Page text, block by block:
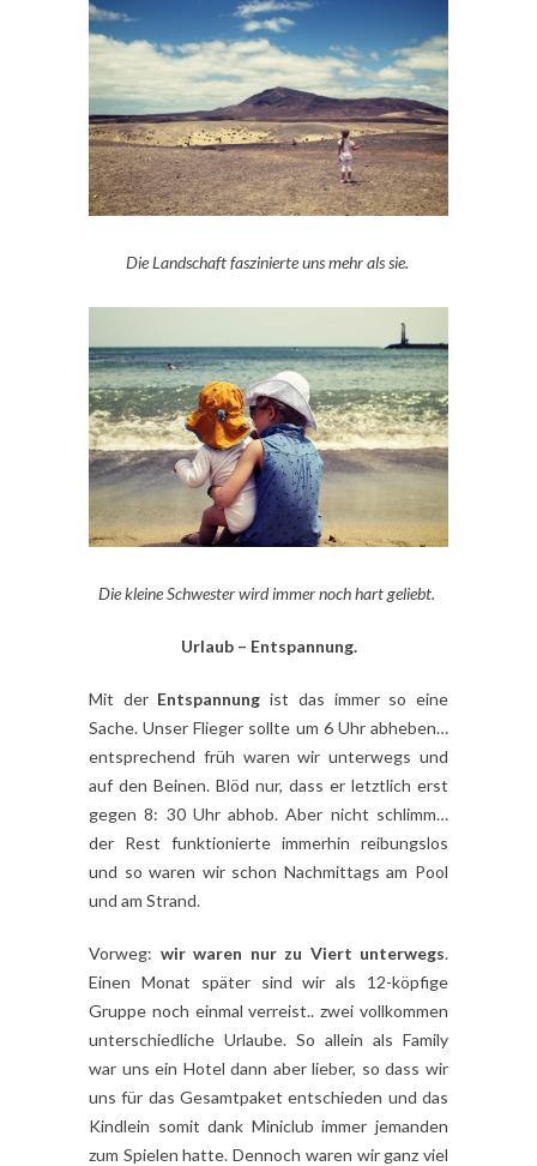
Die Landschaft faszinierte uns mehr als sie.
Die kleine Schwester wird immer noch hart geliebt.
Urlaub – Entspannung.
Mit der Entspannung ist das immer so eine
Sache. Unser Flieger sollte um 6 Uhr abheben…
entsprechend früh waren wir unterwegs und
auf den Beinen. Blöd nur, dass er letztlich erst
gegen 8: 30 Uhr abhob. Aber nicht schlimm…
der Rest funktionierte immerhin reibungslos
und so waren wir schon Nachmittags am Pool
und am Strand.
Vorweg: wir waren nur zu Viert unterwegs.
Einen Monat später sind wir als 12-köpfige
Gruppe noch einmal verreist.. zwei vollkommen
unterschiedliche Urlaube. So allein als Family
war uns ein Hotel dann aber lieber, so dass wir
uns für das Gesamtpaket entschieden und das
Kindlein somit dank Miniclub immer jemanden
zum Spielen hatte. Dennoch waren wir ganz viel